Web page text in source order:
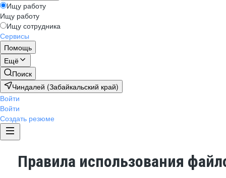
Ищу работу
Ищу работу
Ищу сотрудника
Сервисы
Помощь
Ещё
Поиск
Чиндалей (Забайкальский край)
Войти
Войти
Создать резюме
Правила использования